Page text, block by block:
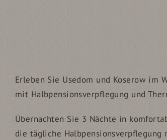
Erleben Sie Usedom und Koserow im
mit Halbpensionsverpflegung und
Übernachten Sie 3 Nächte in
die tägliche